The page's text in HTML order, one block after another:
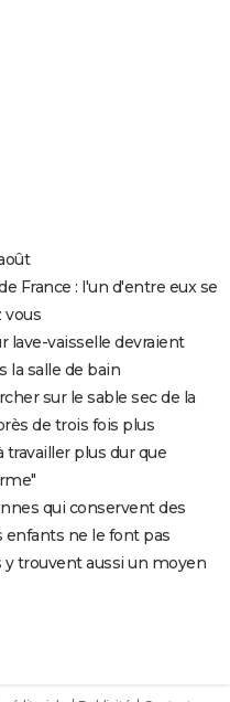
France : l'un d'entre eux se
vous
lave-vaisselle devraient
la salle de bain
sur le sable sec de la
de trois fois plus
travailler plus dur que
qui conservent des
enfants ne le font pas
trouvent aussi un moyen